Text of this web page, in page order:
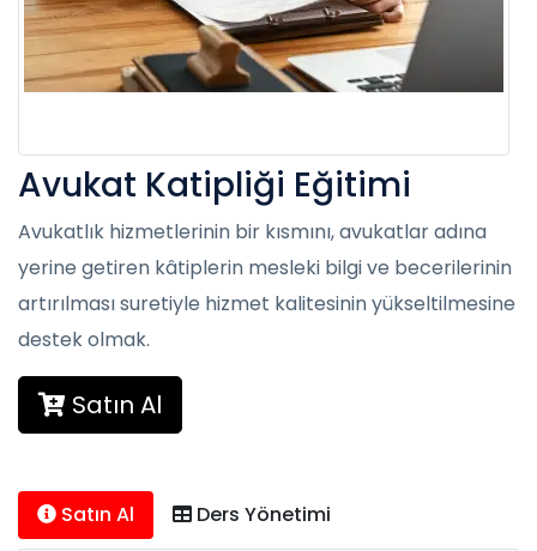
Avukat Katipliği Eğitimi
Avukatlık hizmetlerinin bir kısmını, avukatlar adına
yerine getiren kâtiplerin mesleki bilgi ve becerilerinin
artırılması suretiyle hizmet kalitesinin yükseltilmesine
destek olmak.
Satın Al
Satın Al Ders Yönetimi